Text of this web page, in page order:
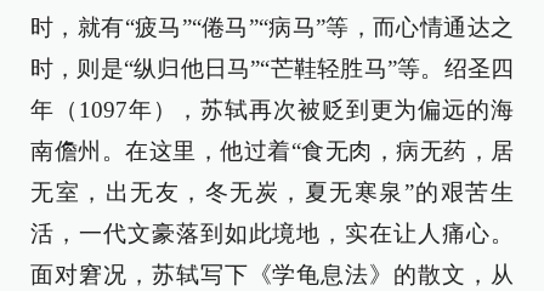
时，就有“疲马”“倦马”“病马”等，而心情通达之
时，则是“纵归他日马”“芒鞋轻胜马”等。绍圣四
年（1097年），苏轼再次被贬到更为偏远的海
南儋州。在这里，他过着“食无肉，病无药，居
无室，出无友，冬无炭，夏无寒泉”的艰苦生
活，一代文豪落到如此境地，实在让人痛心。
面对窘况，苏轼写下《学龟息法》的散文，从